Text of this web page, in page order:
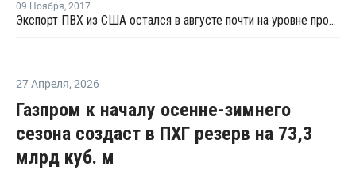
09 Ноября, 2017
Экспорт ПВХ из США остался в августе почти на уровне прошлого года, несмотря на ураган "Харви"
27 Апреля, 2026
Газпром к началу осенне-зимнего
сезона создаст в ПХГ резерв на 73,3
млрд куб. м